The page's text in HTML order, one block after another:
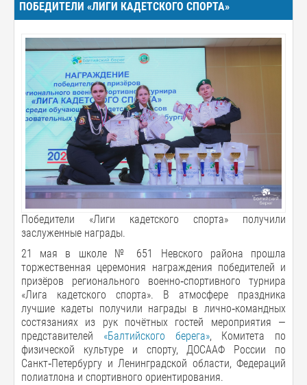
ПОБЕДИТЕЛИ «ЛИГИ КАДЕТСКОГО СПОРТА»
Победители «Лиги кадетского спорта» получили
заслуженные награды.
21 мая в школе № 651 Невского района прошла
торжественная церемония награждения победителей и
призёров регионального военно‑спортивного турнира
«Лига кадетского спорта». В атмосфере праздника
лучшие кадеты получили награды в лично‑командных
состязаниях из рук почётных гостей мероприятия —
представителей «Балтийского берега», Комитета по
физической культуре и спорту, ДОСААФ России по
Санкт‑Петербургу и Ленинградской области, Федераций
полиатлона и спортивного ориентирования.